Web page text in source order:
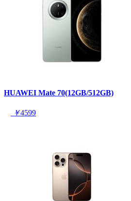
HUAWEI Mate 70(12GB/512GB)
￥4599